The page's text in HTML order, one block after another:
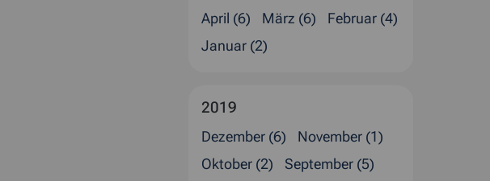
April (6)
März (6)
Februar (4)
Januar (2)
2019
Dezember (6)
November (1)
Oktober (2)
September (5)